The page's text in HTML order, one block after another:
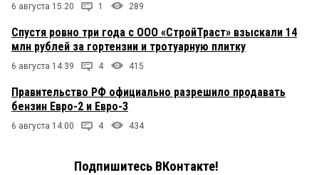
6 августа 15:20 1 289
Спустя ровно три года с ООО «СтройТраст» взыскали 14
млн рублей за гортензии и тротуарную плитку
6 августа 14:39 4 415
Правительство РФ официально разрешило продавать
бензин Евро-2 и Евро-3
6 августа 14:00 4 434
Подпишитесь ВКонтакте!